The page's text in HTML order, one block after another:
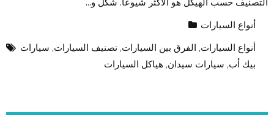
أنواع السيارات
أنواع السيارات, الفرق بين السيارات, تصنيف السيارات, سيارات
بيك أب, سيارات سيدان, هياكل السيارات